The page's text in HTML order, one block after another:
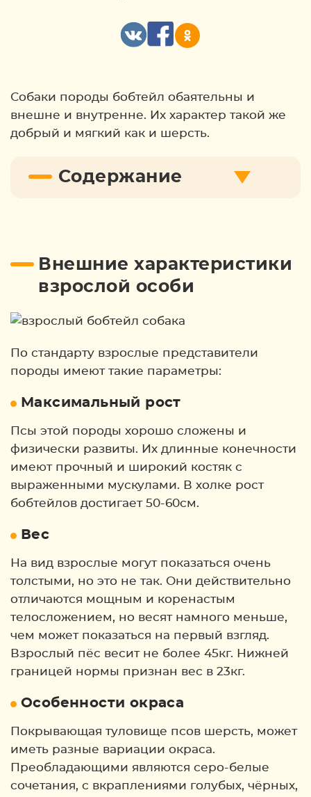
Собаки породы бобтейл обаятельны и
внешне и внутренне. Их характер такой же
добрый и мягкий как и шерсть.
Содержание
Внешние характеристики
взрослой особи
По стандарту взрослые представители
породы имеют такие параметры:
Максимальный рост
Псы этой породы хорошо сложены и
физически развиты. Их длинные конечности
имеют прочный и широкий костяк с
выраженными мускулами. В холке рост
бобтейлов достигает 50-60см.
Вес
На вид взрослые могут показаться очень
толстыми, но это не так. Они действительно
отличаются мощным и коренастым
телосложением, но весят намного меньше,
чем может показаться на первый взгляд.
Взрослый пёс весит не более 45кг. Нижней
границей нормы признан вес в 23кг.
Особенности окраса
Покрывающая туловище псов шерсть, может
иметь разные вариации окраса.
Преобладающими являются серо-белые
сочетания, с вкраплениями голубых, чёрных,